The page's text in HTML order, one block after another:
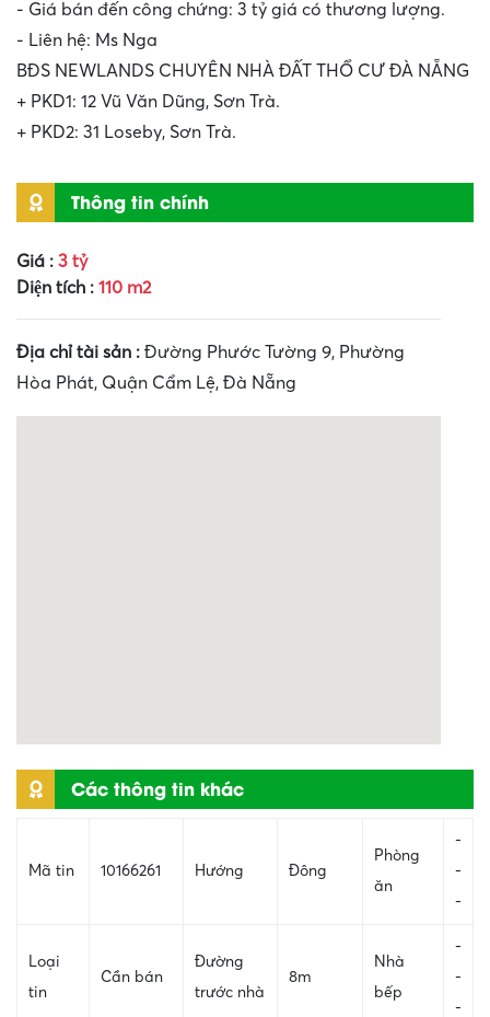
- Giá bán đến công chứng: 3 tỷ giá có thương lượng.
- Liên hệ: Ms Nga
BĐS NEWLANDS CHUYÊN NHÀ ĐẤT THỔ CƯ ĐÀ NẴNG
+ PKD1: 12 Vũ Văn Dũng, Sơn Trà.
+ PKD2: 31 Loseby, Sơn Trà.
Thông tin chính
Giá : 3 tỷ
Diện tích : 110 m2
Địa chỉ tài sản : Đường Phước Tường 9, Phường
Hòa Phát, Quận Cẩm Lệ, Đà Nẵng
Các thông tin khác
Mã tin 10166261 Hướng Đông
Phòng
ăn
-
-
-
Loại
tin
Cần bán
Đường
trước nhà
8m
Nhà
bếp
-
-
-